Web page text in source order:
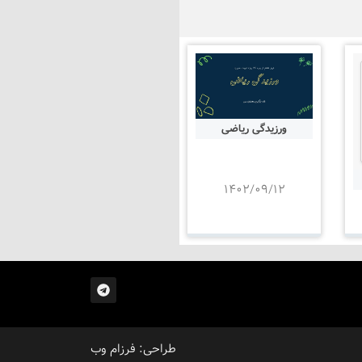
ورزیدگی ریاضی
۱۴۰۲/۰۹/۱۲
طراحی: فرزام وب